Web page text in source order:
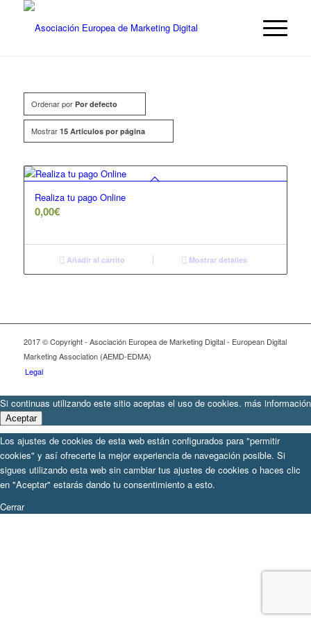
Ordenar por Por defecto
Mostrar 15 Artículos por página
Realiza tu pago Online
0,00€
Añadir al carrito Mostrar detalles
2017 © Copyright - Asociación Europea de Marketing Digital - European Digital
Marketing Association (AEMD-EDMA)
Legal
Si continuas utilizando este sitio aceptas el uso de cookies. más información
Aceptar
Los ajustes de cookies de esta web están configurados para "permitir
cookies" y así ofrecerte la mejor experiencia de navegación posible. Si
sigues utilizando esta web sin cambiar tus ajustes de cookies o haces clic
en "Aceptar" estarás dando tu consentimiento a esto.
Cerrar